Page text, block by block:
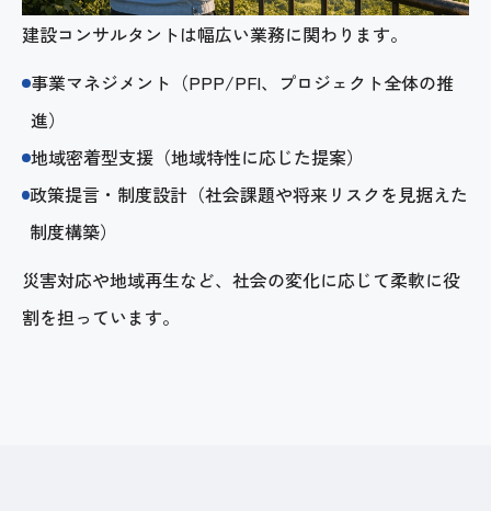
建設コンサルタントは幅広い業務に関わります。
事業マネジメント（PPP/PFI、プロジェクト全体の推
進）
地域密着型支援（地域特性に応じた提案）
政策提言・制度設計（社会課題や将来リスクを見据えた
制度構築）
災害対応や地域再生など、社会の変化に応じて柔軟に役
割を担っています。